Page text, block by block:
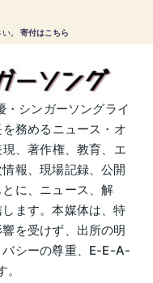
。 寄付はこちら
シンガーソングライ
務めるニュース・オ
、著作権、教育、エ
報、現場記録、公開
に、ニュース、解
ます。本媒体は、特
を受けず、出所の明
シーの尊重、E-E-A-